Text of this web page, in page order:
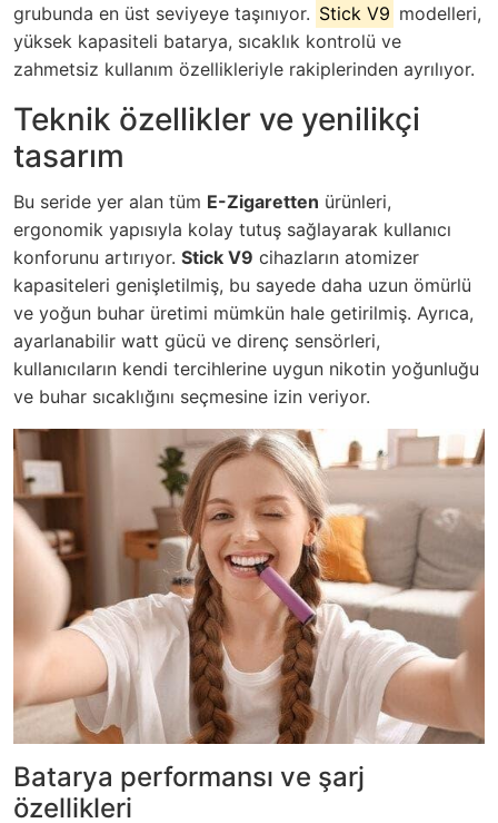
grubunda en üst seviyeye taşınıyor. Stick V9 modelleri,
yüksek kapasiteli batarya, sıcaklık kontrolü ve
zahmetsiz kullanım özellikleriyle rakiplerinden ayrılıyor.
Teknik özellikler ve yenilikçi
tasarım
Bu seride yer alan tüm E-Zigaretten ürünleri,
ergonomik yapısıyla kolay tutuş sağlayarak kullanıcı
konforunu artırıyor. Stick V9 cihazların atomizer
kapasiteleri genişletilmiş, bu sayede daha uzun ömürlü
ve yoğun buhar üretimi mümkün hale getirilmiş. Ayrıca,
ayarlanabilir watt gücü ve direnç sensörleri,
kullanıcıların kendi tercihlerine uygun nikotin yoğunluğu
ve buhar sıcaklığını seçmesine izin veriyor.
Batarya performansı ve şarj
özellikleri